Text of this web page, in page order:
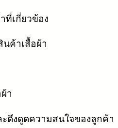
ที่เกี่ยวข้อง
ค้าเสื้อผ้า
า
ะดึงดูดความสนใจของลูกค้า